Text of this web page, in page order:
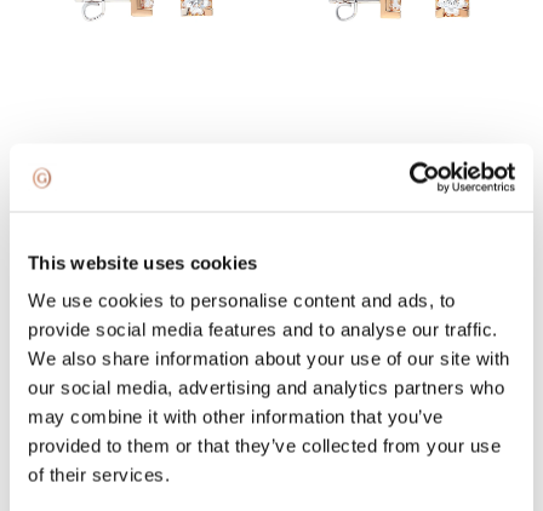
This website uses cookies
We use cookies to personalise content and ads, to
provide social media features and to analyse our traffic.
We also share information about your use of our site with
our social media, advertising and analytics partners who
may combine it with other information that you’ve
provided to them or that they’ve collected from your use
of their services.
СЕРЬГИ
Кольца IOLUCE